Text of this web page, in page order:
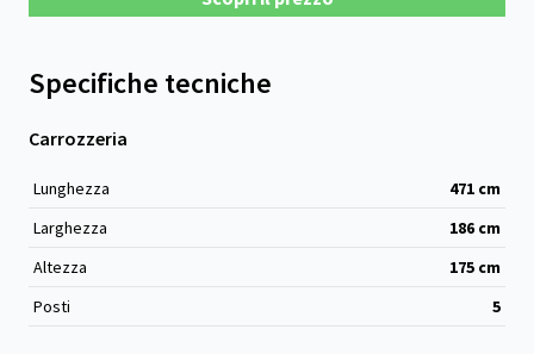
Specifiche tecniche
Carrozzeria
Lunghezza 471 cm
Larghezza
186 cm
Altezza
175 cm
Posti
5